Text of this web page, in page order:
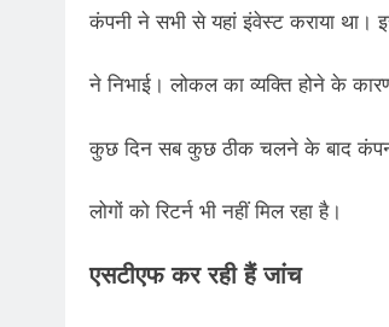
कंपनी ने सभी से यहां इंवेस्ट कराया था।
ने निभाई। लोकल का व्यक्ति होने के
कुछ दिन सब कुछ ठीक चलने के बाद
लोगों को रिटर्न भी नहीं मिल रहा है।
एसटीएफ कर रही हैं जांच